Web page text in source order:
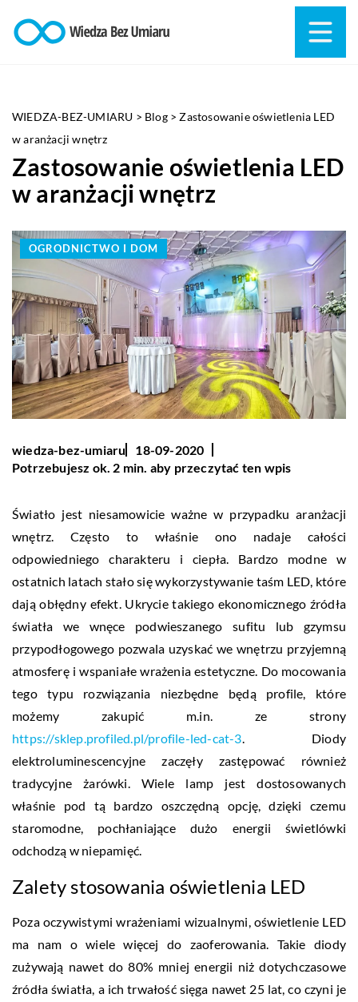
WIEDZA-BEZ-UMIARU > Blog>Zastosowanie oświetlenia LED
w aranżacji wnętrz
Zastosowanie oświetlenia LED
w aranżacji wnętrz
OGRODNICTWO I DOM
wiedza-bez-umiaru
18-09-2020
Potrzebujesz ok. 2 min. aby przeczytać ten wpis
Światło jest niesamowicie ważne w przypadku aranżacji
wnętrz. Często to właśnie ono nadaje całości
odpowiedniego charakteru i ciepła. Bardzo modne w
ostatnich latach stało się wykorzystywanie taśm LED, które
dają obłędny efekt. Ukrycie takiego ekonomicznego źródła
światła we wnęce podwieszanego sufitu lub gzymsu
przypodłogowego pozwala uzyskać we wnętrzu przyjemną
atmosferę i wspaniałe wrażenia estetyczne. Do mocowania
tego typu rozwiązania niezbędne będą profile, które
możemy zakupić m.in. ze strony
https://sklep.profiled.pl/profile-led-cat-3. Diody
elektroluminescencyjne zaczęły zastępować również
tradycyjne żarówki. Wiele lamp jest dostosowanych
właśnie pod tą bardzo oszczędną opcję, dzięki czemu
staromodne, pochłaniające dużo energii świetlówki
odchodzą w niepamięć.
Zalety stosowania oświetlenia LED
Poza oczywistymi wrażeniami wizualnymi, oświetlenie LED
ma nam o wiele więcej do zaoferowania. Takie diody
zużywają nawet do 80% mniej energii niż dotychczasowe
źródła światła, a ich trwałość sięga nawet 25 lat, co czyni je